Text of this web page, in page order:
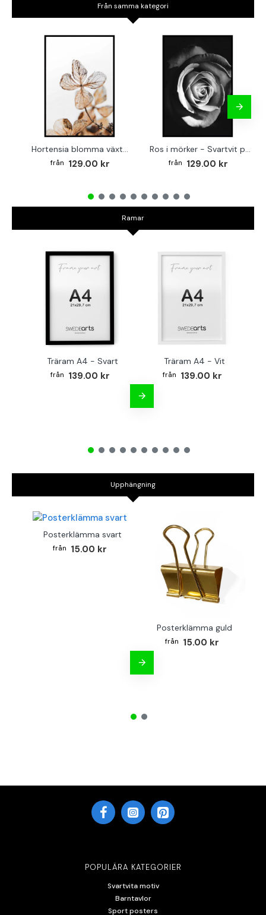
Från samma kategori
Hortensia blomma växtposter
129.00 kr
Ros i mörker - Svartvit poster
129.00 kr
Ramar
Träram A4 - Svart
139.00 kr
Träram A4 - Vit
139.00 kr
Upphängning
Posterklämma svart
15.00 kr
Posterklämma guld
15.00 kr
POPULÄRA KATEGORIER
Svartvita motiv
Barntavlor
Sport posters